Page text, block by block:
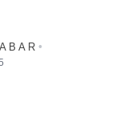
B A R •